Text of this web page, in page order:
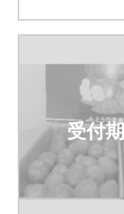
受付